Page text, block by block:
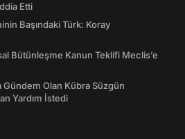
Etti
Başındaki Türk: Koray
Bütünleşme Kanun Teklifi Meclis’e
Olan Kübra Süzgün
Yardım İstedi